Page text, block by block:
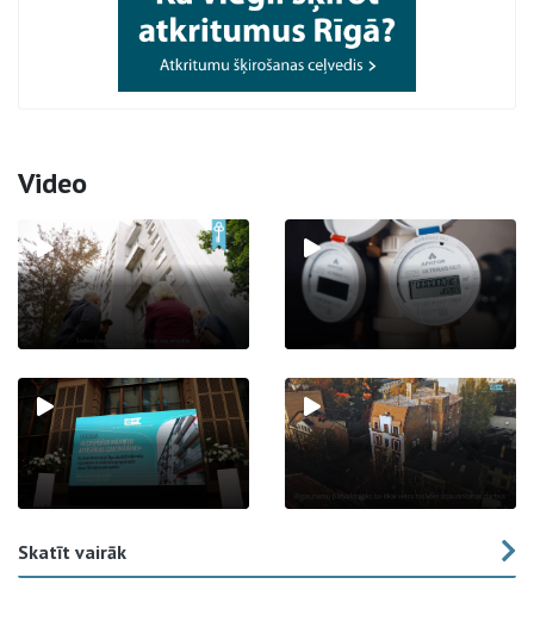
Video
Skatīt vairāk